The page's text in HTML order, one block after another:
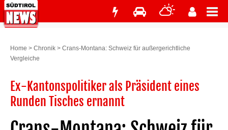
Home > Chronik > Crans-Montana: Schweiz für außergerichtliche
Vergleiche
Ex-Kantonspolitiker als Präsident eines
Runden Tisches ernannt